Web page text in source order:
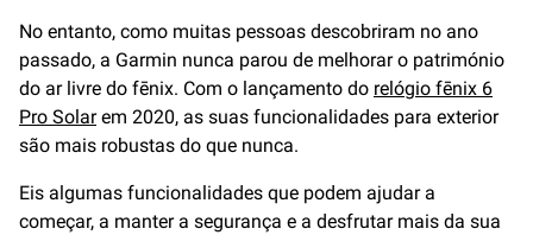
No entanto, como muitas pessoas descobriram no ano
passado, a Garmin nunca parou de melhorar o património
do ar livre do fēnix. Com o lançamento do relógio fēnix 6
Pro Solarem 2020, as suas funcionalidades para exterior
são mais robustas do que nunca.
Eis algumas funcionalidades que podem ajudar a
começar, a manter a segurança e a desfrutar mais da sua